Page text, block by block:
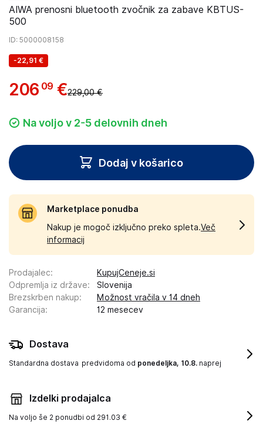
AIWA prenosni bluetooth zvočnik za zabave KBTUS-
500
ID: 5000008158
-22,91 €
206 09 €229,00 €
Na voljo v 2-5 delovnih dneh
Dodaj v košarico
Marketplace ponudba
Nakup je mogoč izključno preko spleta.Več
informacij
Prodajalec:
KupujCeneje.si
Odpremlja iz države:
Slovenija
Brezskrben nakup:
Možnost vračila v 14 dneh
Garancija: 12 mesecev
Dostava
Standardna dostava predvidoma od ponedeljka, 10.8. naprej
Izdelki prodajalca
Na voljo še 2 ponudbi od 291.03 €